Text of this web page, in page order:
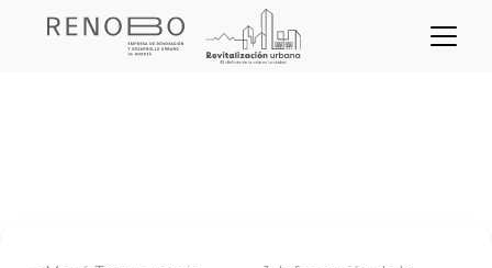
Sitio Web Empresa de
Transparencia